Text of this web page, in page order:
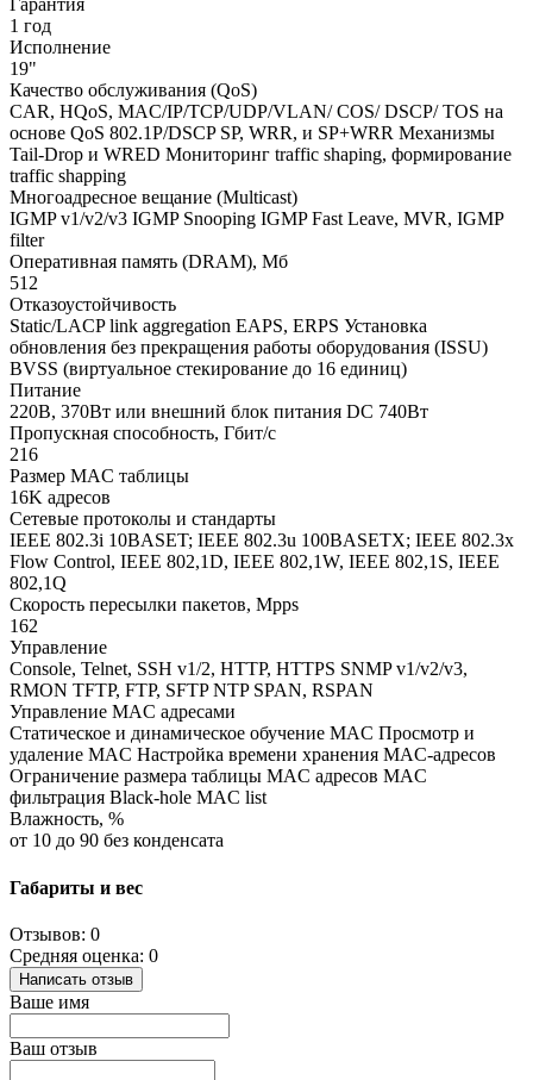
Гарантия
1 год
Исполнение
19"
Качество обслуживания (QoS)
CAR, HQoS, MAC/IP/TCP/UDP/VLAN/ COS/ DSCP/ TOS на
основе QoS 802.1P/DSCP SP, WRR, и SP+WRR Механизмы
Tail-Drop и WRED Мониторинг traffic shaping, формирование
traffic shapping
Многоадресное вещание (Multicast)
IGMP v1/v2/v3 IGMP Snooping IGMP Fast Leave, MVR, IGMP
filter
Оперативная память (DRAM), Мб
512
Отказоустойчивость
Static/LACP link aggregation EAPS, ERPS Установка
обновления без прекращения работы оборудования (ISSU)
BVSS (виртуальное стекирование до 16 единиц)
Питание
220В, 370Вт или внешний блок питания DC 740Вт
Пропускная способность, Гбит/с
216
Размер MAC таблицы
16K адресов
Сетевые протоколы и стандарты
IEEE 802.3i 10BASET; IEEE 802.3u 100BASETX; IEEE 802.3x
Flow Control, IEEE 802,1D, IEEE 802,1W, IEEE 802,1S, IEEE
802,1Q
Скорость пересылки пакетов, Mpps
162
Управление
Console, Telnet, SSH v1/2, HTTP, HTTPS SNMP v1/v2/v3,
RMON TFTP, FTP, SFTP NTP SPAN, RSPAN
Управление MAC адресами
Статическое и динамическое обучение MAC Просмотр и
удаление MAC Настройка времени хранения MAC-адресов
Ограничение размера таблицы MAC адресов MAC
фильтрация Black-hole MAC list
Влажность, %
от 10 до 90 без конденсата
Габариты и вес
Отзывов: 0
Средняя оценка: 0
Написать отзыв
Ваше имя
Ваш отзыв